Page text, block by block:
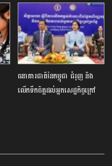
ប្រជាពលរដ្ឋ
ធនាគារជាតិនៃកម្ពុជា ជំរុញ និង
លើកទឹកចិត្តដល់អ្នកសេដ្ឋកិច្ចក្រៅ